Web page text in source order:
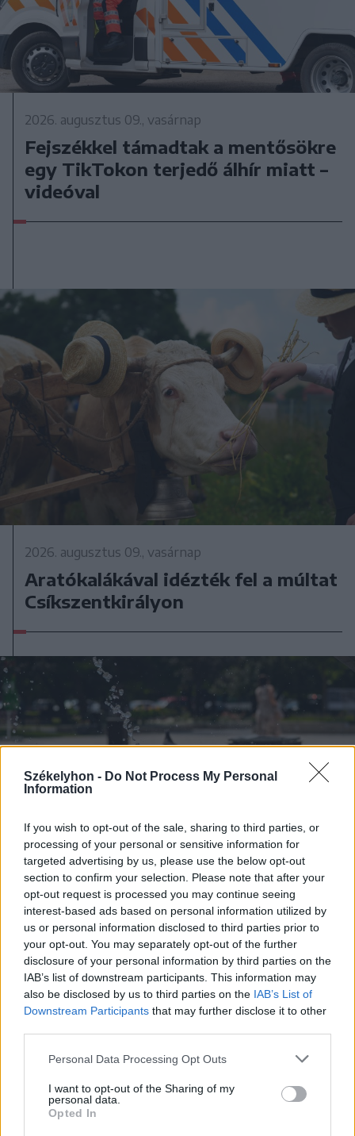
Székelyhon - Do Not Process My Personal
Information
If you wish to opt-out of the sale, sharing to third parties, or
processing of your personal or sensitive information for
targeted advertising by us, please use the below opt-out
section to confirm your selection. Please note that after your
opt-out request is processed you may continue seeing
interest-based ads based on personal information utilized by
us or personal information disclosed to third parties prior to
your opt-out. You may separately opt-out of the further
disclosure of your personal information by third parties on the
IAB’s list of downstream participants. This information may
also be disclosed by us to third parties on the IAB’s List of
Downstream Participants that may further disclose it to other
Personal Data Processing Opt Outs
I want to opt-out of the Sharing of my
personal data.
Opted In
2026. augusztus 09., vasárnap
Fejszékkel támadtak a mentősökre
egy TikTokon terjedő álhír miatt –
videóval
2026. augusztus 09., vasárnap
Aratókalákával idézték fel a múltat
Csíkszentkirályon
2026. augusztus 09., vasárnap
A hétvégi felszusszanás után
hétfőtől ismét visszatér a kánikula